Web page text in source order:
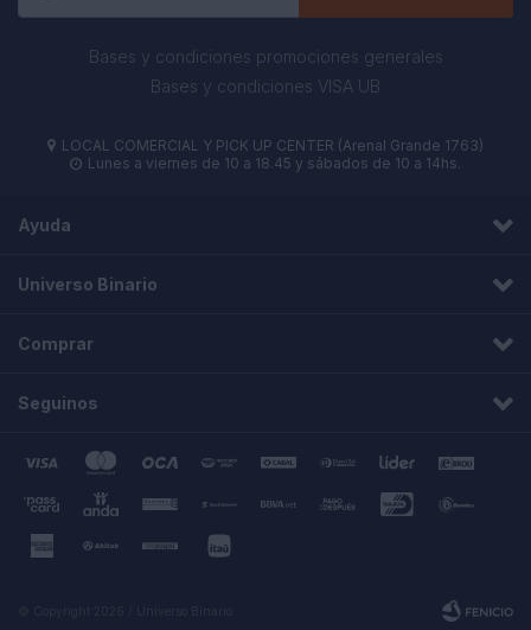
Bases y condiciones promociones generales
Bases y condiciones VISA UB
 LOCAL COMERCIAL Y PICK UP CENTER (Arenal Grande 1763)
 Lunes a viernes de 10 a 18.45 y sábados de 10 a 14hs.
Ayuda
Universo Binario
Comprar
Seguinos